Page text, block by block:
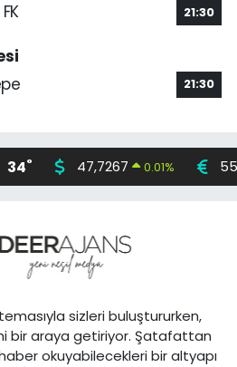
21:30
21:30
34° 47,7267 0.01%
sizleri buluştururken,
bir araya getiriyor. Şatafattan
okuyabilecekleri bir altyapı